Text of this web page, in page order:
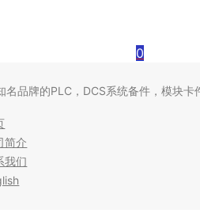
0
名品牌的PLC，DCS系统备件，模块
简介
我们